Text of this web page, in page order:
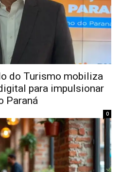
do Turismo mobiliza
para impulsionar
Paraná
0